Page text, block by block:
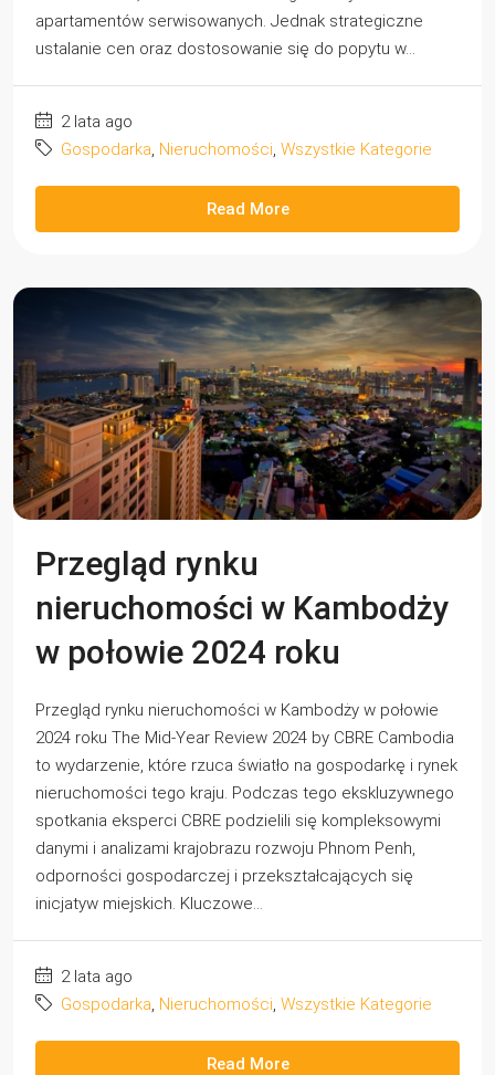
apartamentów serwisowanych. Jednak strategiczne
ustalanie cen oraz dostosowanie się do popytu w...
2 lata ago
Gospodarka, Nieruchomości, Wszystkie Kategorie
Read More
Przegląd rynku
nieruchomości w Kambodży
w połowie 2024 roku
Przegląd rynku nieruchomości w Kambodży w połowie
2024 roku The Mid-Year Review 2024 by CBRE Cambodia
to wydarzenie, które rzuca światło na gospodarkę i rynek
nieruchomości tego kraju. Podczas tego ekskluzywnego
spotkania eksperci CBRE podzielili się kompleksowymi
danymi i analizami krajobrazu rozwoju Phnom Penh,
odporności gospodarczej i przekształcających się
inicjatyw miejskich. Kluczowe...
2 lata ago
Gospodarka, Nieruchomości, Wszystkie Kategorie
Read More